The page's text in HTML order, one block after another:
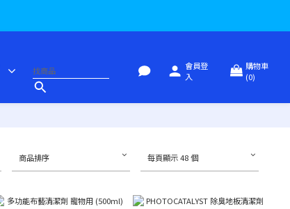
會員登
入
購物車
(0)
商品排序 每頁顯示 48 個